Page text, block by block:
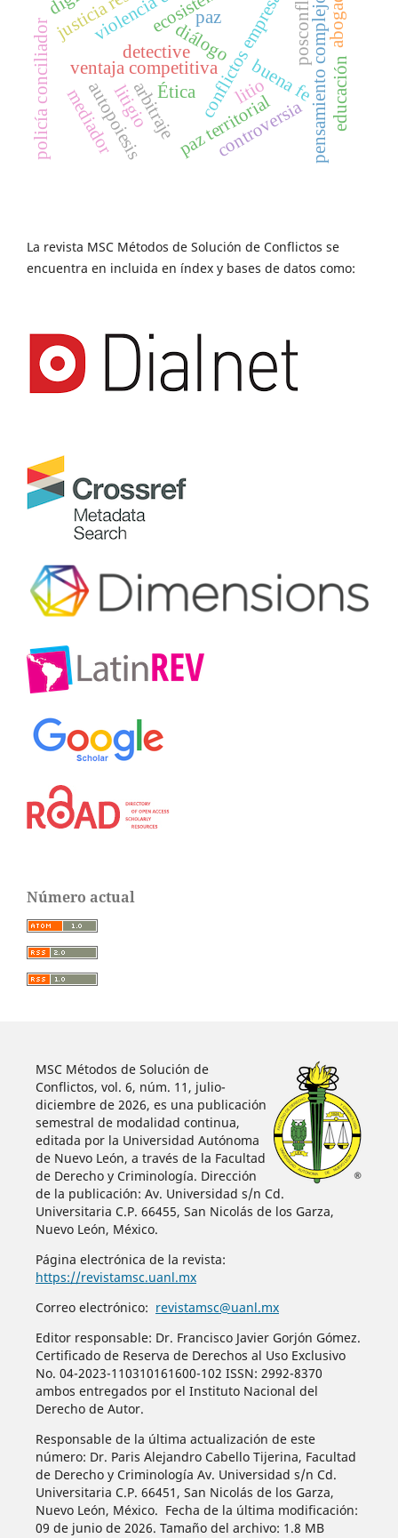
arbitraje conflictos empresariales
ventaja competitiva
paz territorial
Ética pensamiento complejo
diálogo
litio
autopoiesis
policía conciliador detective
buena fe
controversia
paz
mediador
abogado
litigio educación
La revista MSC Métodos de Solución de Conflictos se
encuentra en incluida en índex y bases de datos como:
Número actual
MSC Métodos de Solución de
Conflictos, vol. 6, núm. 11, julio-
diciembre de 2026, es una publicación
semestral de modalidad continua,
editada por la Universidad Autónoma
de Nuevo León, a través de la Facultad
de Derecho y Criminología. Dirección
de la publicación: Av. Universidad s/n Cd.
Universitaria C.P. 66455, San Nicolás de los Garza,
Nuevo León, México.
Página electrónica de la revista:
https://revistamsc.uanl.mx
Correo electrónico: revistamsc@uanl.mx
Editor responsable: Dr. Francisco Javier Gorjón Gómez.
Certificado de Reserva de Derechos al Uso Exclusivo
No. 04-2023-110310161600-102 ISSN: 2992-8370
ambos entregados por el Instituto Nacional del
Derecho de Autor.
Responsable de la última actualización de este
número: Dr. Paris Alejandro Cabello Tijerina, Facultad
de Derecho y Criminología Av. Universidad s/n Cd.
Universitaria C.P. 66451, San Nicolás de los Garza,
Nuevo León, México. Fecha de la última modificación:
09 de junio de 2026. Tamaño del archivo: 1.8 MB